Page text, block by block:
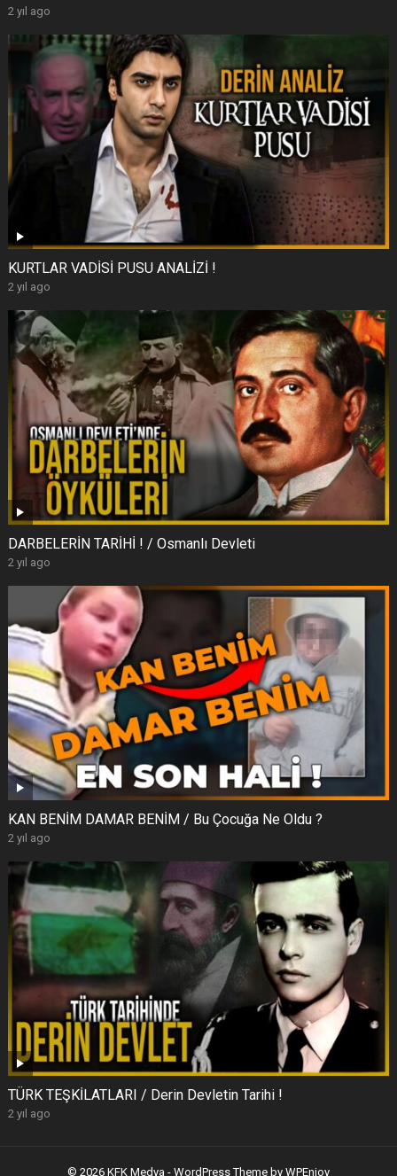
2 yıl ago
KURTLAR VADİSİ PUSU ANALİZİ !
2 yıl ago
DARBELERİN TARİHİ ! / Osmanlı Devleti
2 yıl ago
KAN BENİM DAMAR BENİM / Bu Çocuğa Ne Oldu ?
2 yıl ago
TÜRK TEŞKİLATLARI / Derin Devletin Tarihi !
2 yıl ago
© 2026 KFK Medya - WordPress Theme by WPEnjoy